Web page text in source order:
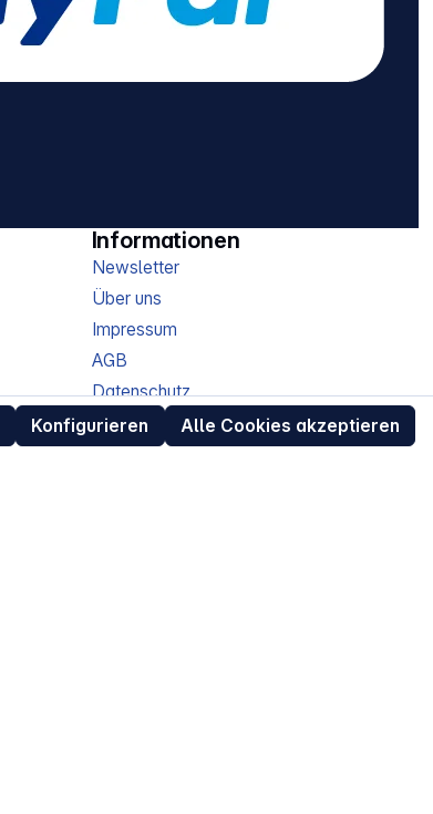
Informationen
Newsletter
Über uns
Impressum
AGB
Datenschutz
Widerrufsrecht für Verbraucher
Retouren (RMA) für Business-Kunden
Konfigurieren Alle Cookies akzeptieren